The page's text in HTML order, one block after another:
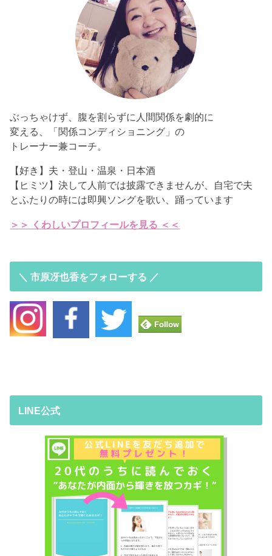
ぶっちゃけず、腹を割らずに人間関係を劇的に
変える、「関係コンディショニング」の
トレーナー兼コーチ。
【好き】夫・登山・温泉・日本酒
【ヒミツ】決して人前では披露できませんが、自宅で夫
とふたりの時には即興ソングを歌い、踊っています
＞＞ くわしいプロフィールを見る ＜＜
＼ 市原冴也香をフォローする ／
LINE公式